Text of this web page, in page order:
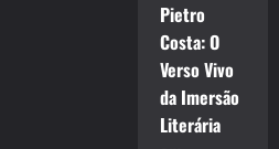
Pietro
Costa: O
Verso Vivo
da Imersão
Literária